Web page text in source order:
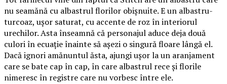
nu seamănă cu albastrul florilor obișnuite. E un albastru-
turcoaz, ușor saturat, cu accente de roz în interiorul
urechilor. Asta înseamnă că personajul aduce deja două
culori în ecuație înainte să așezi o singură floare lângă el.
Dacă ignori amănuntul ăsta, ajungi ușor la un aranjament
care se bate cap în cap, în care albastrul rece și florile
nimeresc în registre care nu vorbesc între ele.